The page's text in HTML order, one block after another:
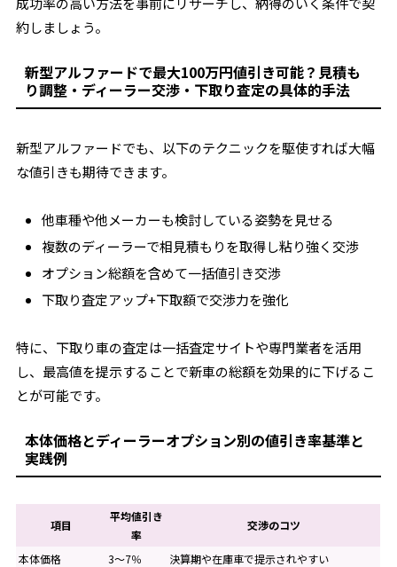
約しましょう。
新型アルファードで最大100万円値引き可能？見積も
り調整・ディーラー交渉・下取り査定の具体的手法
新型アルファードでも、以下のテクニックを駆使すれば大幅
な値引きも期待できます。
他車種や他メーカーも検討している姿勢を見せる
複数のディーラーで相見積もりを取得し粘り強く交渉
オプション総額を含めて一括値引き交渉
下取り査定アップ+下取額で交渉力を強化
特に、下取り車の査定は一括査定サイトや専門業者を活用
し、最高値を提示することで新車の総額を効果的に下げるこ
とが可能です。
本体価格とディーラーオプション別の値引き率基準と
実践例
項目
平均値引き
率
交渉のコツ
本体価格 3～7％
決算期や在庫車で提示されやすい